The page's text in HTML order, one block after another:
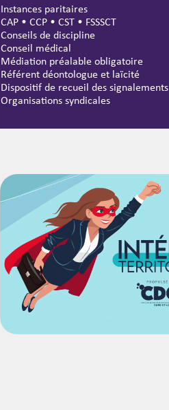
Instances paritaires
CAP • CCP • CST • FSSSCT
Conseils de discipline
Conseil médical
Médiation préalable obligatoire
Référent déontologue et laïcité
Dispositif de recueil des signalements
Organisations syndicales